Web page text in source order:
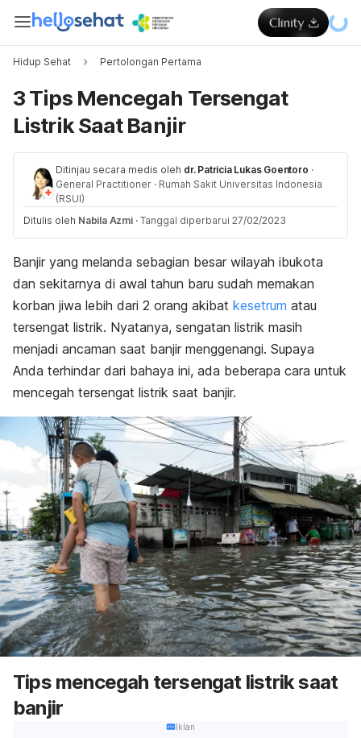
Hidup Sehat Pertolongan Pertama
3 Tips Mencegah Tersengat
Listrik Saat Banjir
Ditinjau secara medis oleh dr. Patricia Lukas Goentoro ·
General Practitioner · Rumah Sakit Universitas Indonesia
(RSUI)
Ditulis oleh Nabila Azmi · Tanggal diperbarui 27/02/2023
Banjir yang melanda sebagian besar wilayah ibukota
dan sekitarnya di awal tahun baru sudah memakan
korban jiwa lebih dari 2 orang akibat kesetrum atau
tersengat listrik. Nyatanya, sengatan listrik masih
menjadi ancaman saat banjir menggenangi. Supaya
Anda terhindar dari bahaya ini, ada beberapa cara untuk
mencegah tersengat listrik saat banjir.
Tips mencegah tersengat listrik saat
banjir
Iklan